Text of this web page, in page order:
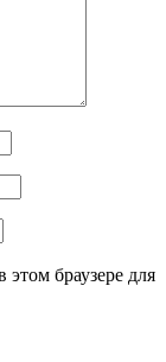
браузере для